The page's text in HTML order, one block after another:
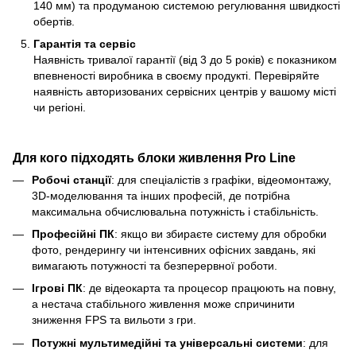
140 мм) та продуманою системою регулювання швидкості
обертів.
Гарантія та сервіс
Наявність тривалої гарантії (від 3 до 5 років) є показником
впевненості виробника в своєму продукті. Перевіряйте
наявність авторизованих сервісних центрів у вашому місті
чи регіоні.
Для кого підходять блоки живлення Pro Line
Робочі станції: для спеціалістів з графіки, відеомонтажу,
3D-моделювання та інших професій, де потрібна
максимальна обчислювальна потужність і стабільність.
Професійні ПК: якщо ви збираєте систему для обробки
фото, рендерингу чи інтенсивних офісних завдань, які
вимагають потужності та безперервної роботи.
Ігрові ПК: де відеокарта та процесор працюють на повну,
а нестача стабільного живлення може спричинити
зниження FPS та вильоти з гри.
Потужні мультимедійні та універсальні системи: для